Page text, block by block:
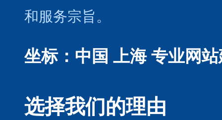
和服务宗旨。
坐标：中国 上海 专业网
选择我们的理由